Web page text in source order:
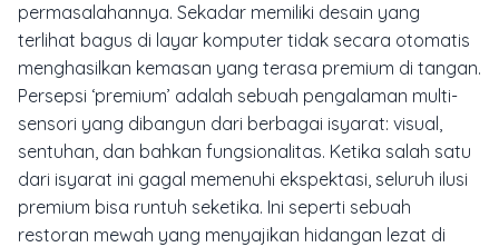
permasalahannya. Sekadar memiliki desain yang
terlihat bagus di layar komputer tidak secara otomatis
menghasilkan kemasan yang terasa premium di tangan.
Persepsi ‘premium’ adalah sebuah pengalaman multi-
sensori yang dibangun dari berbagai isyarat: visual,
sentuhan, dan bahkan fungsionalitas. Ketika salah satu
dari isyarat ini gagal memenuhi ekspektasi, seluruh ilusi
premium bisa runtuh seketika. Ini seperti sebuah
restoran mewah yang menyajikan hidangan lezat di